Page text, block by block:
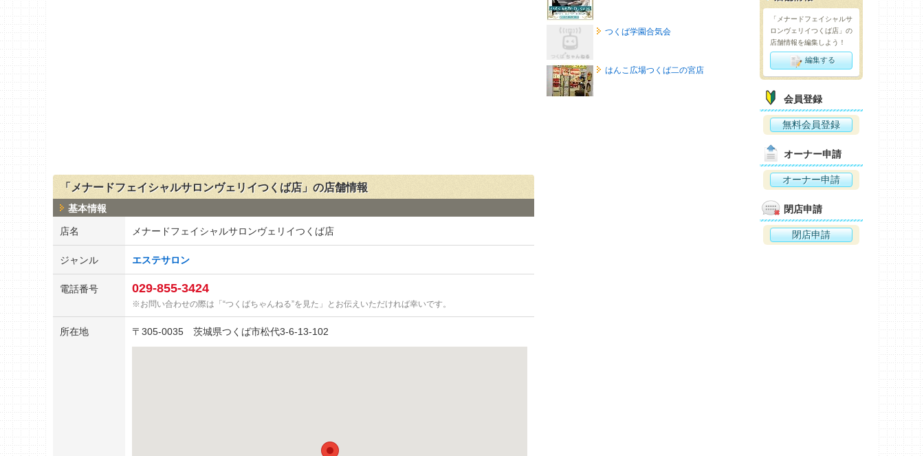
「メナードフェイシャルサロンヴェリイつくば店」の店舗情報
基本情報
店名 メナードフェイシャルサロンヴェリイつくば店
ジャンル エステサロン
電話番号 029-855-3424
お問い合わせの際は「“つくばちゃんねる”を見た」とお伝えいただければ幸いです。
所在地 〒 305-0035 茨城県つくば市松代3-6-13-102
つくば学園合気会
はんこ広場つくば二の宮店
「メナードフェイシャルサ
ロンヴェリイつくば店」の
店舗情報を編集しよう！
編集する
会員登録
無料会員登録
オーナー申請
オーナー申請
閉店申請
閉店申請